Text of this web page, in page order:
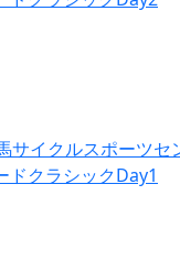
サイクルスポーツセ
ドクラシックDay1